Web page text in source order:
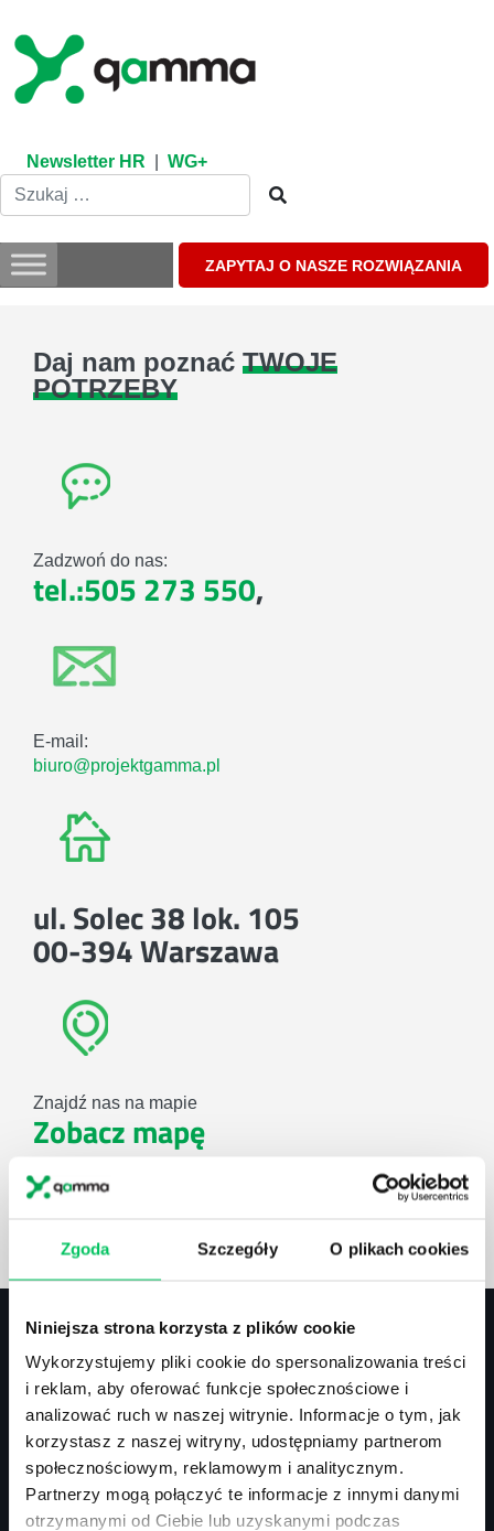
Zgoda Szczegóły O plikach cookies
Niniejsza strona korzysta z plików cookie
Wykorzystujemy pliki cookie do spersonalizowania treści
i reklam, aby oferować funkcje społecznościowe i
analizować ruch w naszej witrynie. Informacje o tym, jak
korzystasz z naszej witryny, udostępniamy partnerom
społecznościowym, reklamowym i analitycznym.
Partnerzy mogą połączyć te informacje z innymi danymi
otrzymanymi od Ciebie lub uzyskanymi podczas
content
Newsletter HR WG+
ZAPYTAJ O NASZE ROZWIĄZANIA
Daj nam poznać TWOJE
POTRZEBY
Zadzwoń do nas:
tel.:505 273 550,
E-mail:
biuro@projektgamma.pl
ul. Solec 38 lok. 105
00-394 Warszawa
Znajdź nas na mapie
Zobacz mapę
ZAPYTAJ O NASZE ROZWIĄZANIA
Kontakt
tel.: 505 273 550